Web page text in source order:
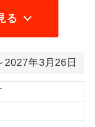
る
年3月26日
加料金がかからない
ただけるコースで
だけるコースで